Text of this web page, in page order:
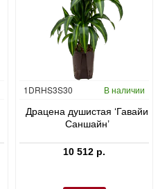
Гидропоника
1DRHS3S30 В наличии
Драцена душистая ‘Гавайи
Саншайн’
10 512 р.